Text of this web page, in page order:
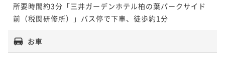
所要時間約3分「三井ガーデンホテル柏の葉パークサイド
前（税関研修所）」バス停で下車、徒歩約1分
お車